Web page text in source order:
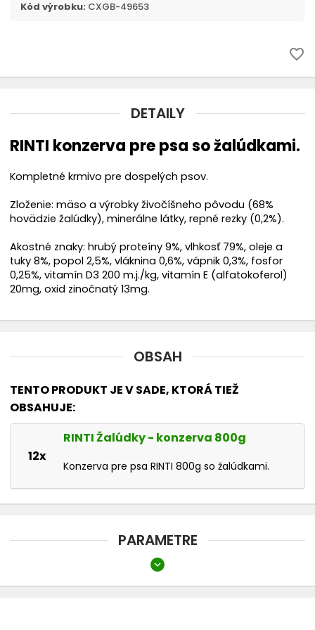
chevron_right
Chovateľské vysávače THOMAS
Kód výrobku: CXGB-49653
favorite_border
DETAILY
RINTI konzerva pre psa so žalúdkami.
Kompletné krmivo pre dospelých psov.
Zloženie: mäso a výrobky živočíšneho pôvodu (68%
hovädzie žalúdky), minerálne látky, repné rezky (0,2%).
Akostné znaky: hrubý proteíny 9%, vlhkosť 79%, oleje a
tuky 8%, popol 2,5%, vláknina 0,6%, vápnik 0,3%, fosfor
0,25%, vitamín D3 200 m.j./kg, vitamín E (alfatokoferol)
20mg, oxid zinočnatý 13mg.
OBSAH
TENTO PRODUKT JE V SADE, KTORÁ TIEŽ
OBSAHUJE:
12x
RINTI Žalúdky - konzerva 800g
Konzerva pre psa RINTI 800g so žalúdkami.
PARAMETRE
expand_more